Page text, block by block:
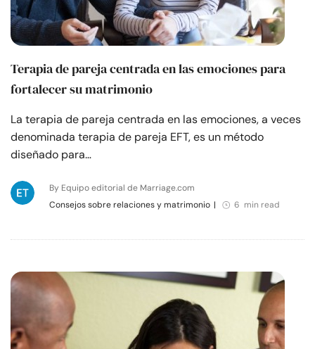
Terapia de pareja centrada en las emociones para
fortalecer su matrimonio
La terapia de pareja centrada en las emociones, a veces
denominada terapia de pareja EFT, es un método
diseñado para…
By Equipo editorial de Marriage.com
Consejos sobre relaciones y matrimonio | 6 min read